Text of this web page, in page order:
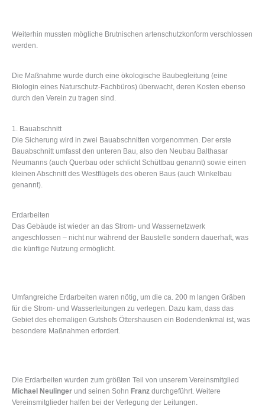
Weiterhin mussten mögliche Brutnischen artenschutzkonform verschlossen
werden.
Die Maßnahme wurde durch eine ökologische Baubegleitung (eine
Biologin eines Naturschutz-Fachbüros) überwacht, deren Kosten ebenso
durch den Verein zu tragen sind.
1. Bauabschnitt
Die Sicherung wird in zwei Bauabschnitten vorgenommen. Der erste
Bauabschnitt umfasst den unteren Bau, also den Neubau Balthasar
Neumanns (auch Querbau oder schlicht Schüttbau genannt) sowie einen
kleinen Abschnitt des Westflügels des oberen Baus (auch Winkelbau
genannt).
Erdarbeiten
Das Gebäude ist wieder an das Strom- und Wassernetzwerk
angeschlossen – nicht nur während der Baustelle sondern dauerhaft, was
die künftige Nutzung ermöglicht.
Umfangreiche Erdarbeiten waren nötig, um die ca. 200 m langen Gräben
für die Strom- und Wasserleitungen zu verlegen. Dazu kam, dass das
Gebiet des ehemaligen Gutshofs Öttershausen ein Bodendenkmal ist, was
besondere Maßnahmen erfordert.
Die Erdarbeiten wurden zum größten Teil von unserem Vereinsmitglied
Michael Neulinger und seinen Sohn Franz durchgeführt. Weitere
Vereinsmitglieder halfen bei der Verlegung der Leitungen.